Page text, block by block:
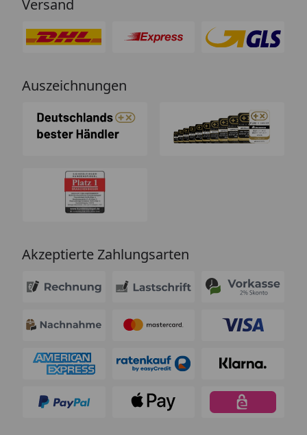
Versand
Auszeichnungen
Akzeptierte Zahlungsarten